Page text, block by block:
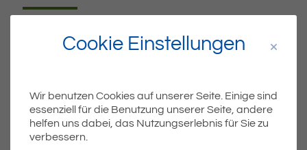
Dateiname MIBLA-44-2018.PDF
Dateigröße 3.92 MB
Cookie Einstellungen
Wir benutzen Cookies auf unserer Seite. Einige sind
essenziell für die Benutzung unserer Seite, andere
helfen uns dabei, das Nutzungserlebnis für Sie zu
verbessern.